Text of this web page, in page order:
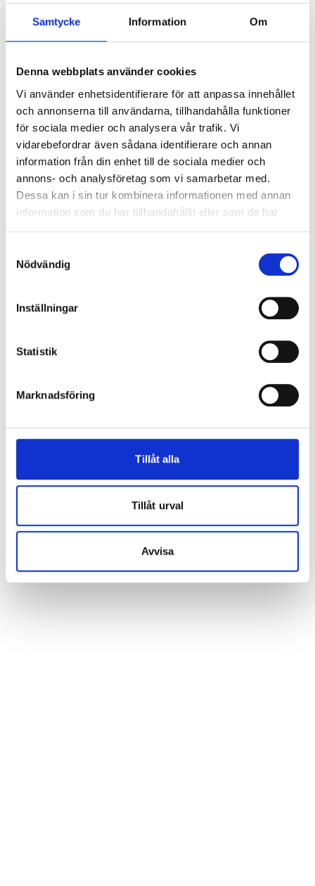
Samtycke Information Om
Denna webbplats använder cookies
Vi använder enhetsidentifierare för att anpassa innehållet
och annonserna till användarna, tillhandahålla funktioner
för sociala medier och analysera vår trafik. Vi
vidarebefordrar även sådana identifierare och annan
information från din enhet till de sociala medier och
annons- och analysföretag som vi samarbetar med.
Dessa kan i sin tur kombinera informationen med annan
information som du har tillhandahållit eller som de har
Nödvändig
Inställningar
Statistik
Marknadsföring
Tillåt alla
Tillåt urval
Avvisa
krom.
Tänk på att du måste välja till skjutdörrsanpassning vid
köp av din nya innerdörr.
Dokument
Monteringsanvisning 95mm
Monteringsanvisning 120-150mm